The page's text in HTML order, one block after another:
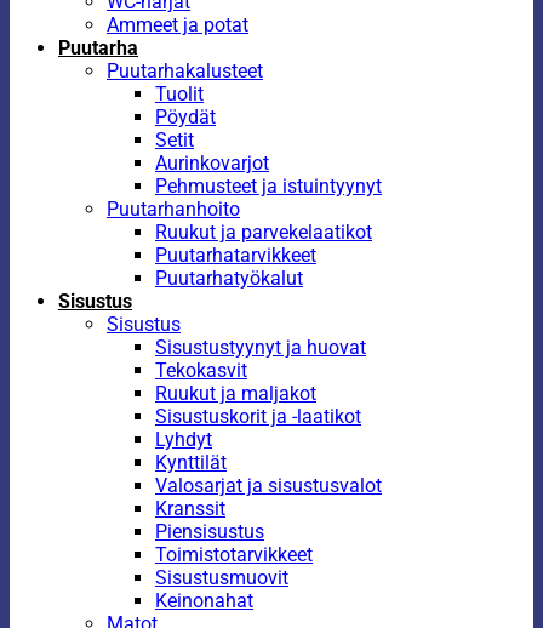
Ammeet ja potat
Puutarha
Puutarhakalusteet
Tuolit
Pöydät
Setit
Aurinkovarjot
Pehmusteet ja istuintyynyt
Puutarhanhoito
Ruukut ja parvekelaatikot
Puutarhatarvikkeet
Puutarhatyökalut
Sisustus
Sisustus
Sisustustyynyt ja huovat
Tekokasvit
Ruukut ja maljakot
Sisustuskorit ja -laatikot
Lyhdyt
Kynttilät
Valosarjat ja sisustusvalot
Kranssit
Piensisustus
Toimistotarvikkeet
Sisustusmuovit
Keinonahat